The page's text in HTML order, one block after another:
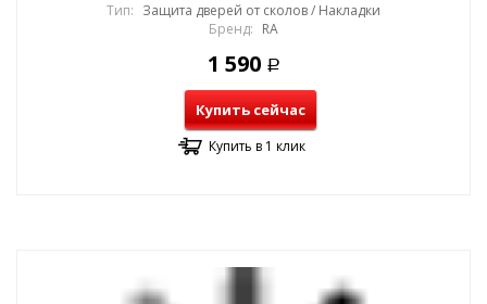
Тип: Защита дверей от сколов / Накладки
Бренд: RA
1 590 Р
Купить сейчас
Купить в 1 клик